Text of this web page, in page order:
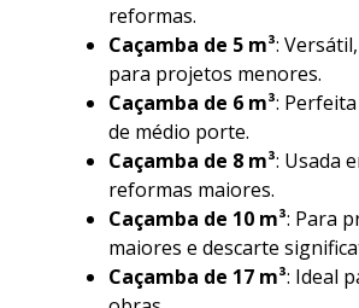
reformas.
Caçamba de 5 m³:
para projetos menores.
Caçamba de 6 m³:
de médio porte.
Caçamba de 8 m³: Usada
reformas maiores.
Caçamba de 10 m³: Para
maiores e descarte
Caçamba de 17 m³: Ideal